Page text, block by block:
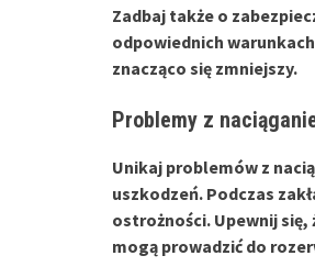
Zadbaj także o
odpowiednich
znacząco się zmniejszy.
Problemy z
Unikaj problemów z
uszkodzeń. Podczas
ostrożności. Upewnij się,
mogą prowadzić do